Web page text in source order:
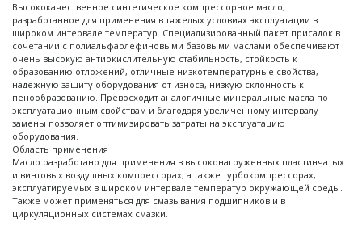
Высококачественное синтетическое компрессорное масло,
разработанное для применения в тяжелых условиях эксплуатации в
широком интервале температур. Специализированный пакет присадок в
сочетании с полиальфаолефиновыми базовыми маслами обеспечивают
очень высокую антиокислительную стабильность, стойкость к
образованию отложений, отличные низкотемпературные свойства,
надежную защиту оборудования от износа, низкую склонность к
пенообразованию. Превосходит аналогичные минеральные масла по
эксплуатационным свойствам и благодаря увеличенному интервалу
замены позволяет оптимизировать затраты на эксплуатацию
оборудования.
Область применения
Масло разработано для применения в высоконагруженных пластинчатых
и винтовых воздушных компрессорах, а также турбокомпрессорах,
эксплуатируемых в широком интервале температур окружающей среды.
Также может применяться для смазывания подшипников и в
циркуляционных системах смазки.